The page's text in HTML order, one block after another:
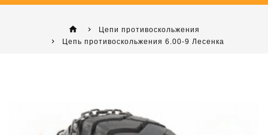
home
Цепи противоскольжения
Цепь противоскольжения 6.00-9 Лесенка